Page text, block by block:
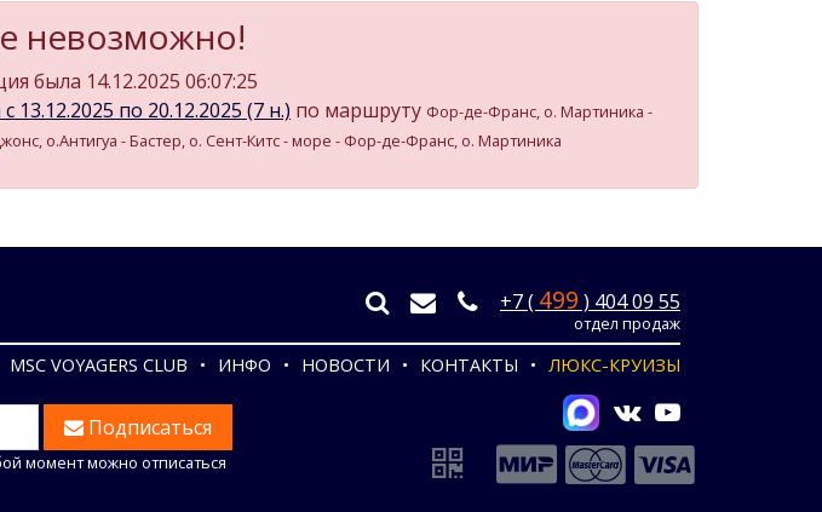
невозможно!
была 14.12.2025 06:07:25
13.12.2025 по 20.12.2025 (7 н.) по маршруту Фор-де-Франс, о. Мартиника -
о.Антигуа - Бастер, о. Сент-Китс - море - Фор-де-Франс, о. Мартиника
+7 ( 499 ) 404 09 55
отдел продаж
MSC VOYAGERS CLUB ИНФО НОВОСТИ КОНТАКТЫ ЛЮКС-КРУИЗЫ
Подписаться
момент можно отписаться